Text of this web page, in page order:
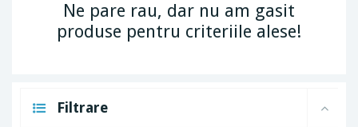
Ne pare rau, dar nu am gasit
produse pentru criteriile alese!
Filtrare